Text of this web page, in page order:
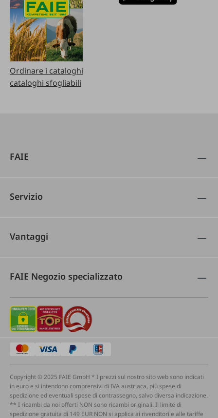
Ordinare i cataloghi
cataloghi sfogliabili
FAIE
Servizio
Vantaggi
FAIE Negozio specializzato
Copyright © 2025 FAIE GmbH * I prezzi sul nostro sito web sono indicati
in euro e si intendono comprensivi di IVA austriaca, più spese di
spedizione ed eventuali spese di contrassegno, salvo diversa indicazione.
** I ricambi da noi offerti NON sono ricambi originali. Il limite di
spedizione gratuita di 149 EUR NON si applica ai rivenditori e alle tariffe